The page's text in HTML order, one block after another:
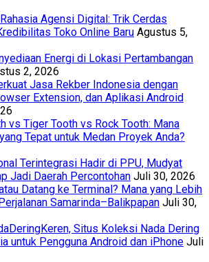
Agensi Digital: Trik Cerdas
Toko Online Baru Agustus 5,
Energi di Lokasi Pertambangan
2, 2026
Jasa Rekber Indonesia dengan
Extension, dan Aplikasi Android
vs Tiger Tooth vs Rock Tooth: Mana
Tepat untuk Medan Proyek Anda?
Terintegrasi Hadir di PPU, Mudyat
Jadi Daerah Percontohan Juli 30, 2026
Datang ke Terminal? Mana yang Lebih
Samarinda–Balikpapan Juli 30,
Situs Koleksi Nada Dering
untuk Pengguna Android dan iPhone Juli